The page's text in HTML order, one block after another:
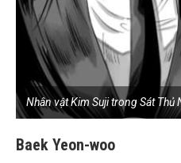
Nhân vật Kim Suji trong Sát Thủ
Baek Yeon-woo